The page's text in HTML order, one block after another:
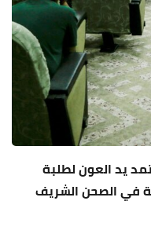
يد العون لطلبة
في الصحن الشريف